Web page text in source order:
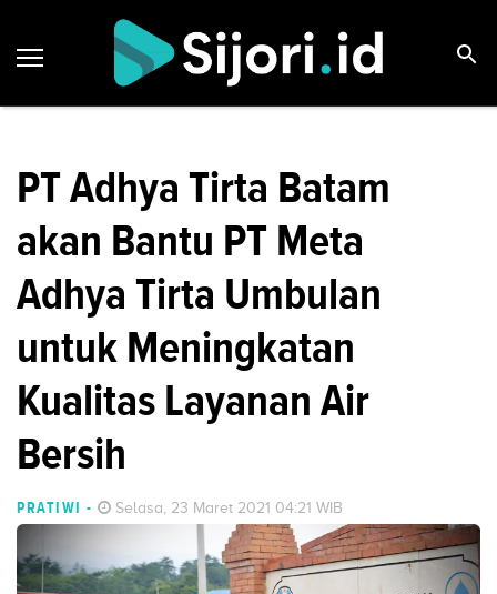
PT Adhya Tirta Batam
akan Bantu PT Meta
Adhya Tirta Umbulan
untuk Meningkatan
Kualitas Layanan Air
Bersih
PRATIWI - Selasa, 23 Maret 2021 04:21 WIB